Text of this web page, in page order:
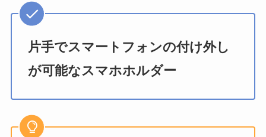
片手でスマートフォンの付け外し
が可能なスマホホルダー